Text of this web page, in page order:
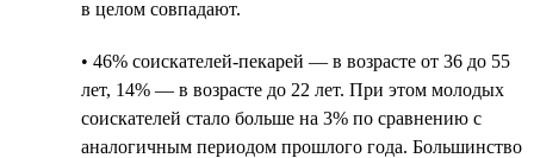
в целом совпадают.
• 46% соискателей-пекарей — в возрасте от 36 до 55
лет, 14% — в возрасте до 22 лет. При этом молодых
соискателей стало больше на 3% по сравнению с
аналогичным периодом прошлого года. Большинство